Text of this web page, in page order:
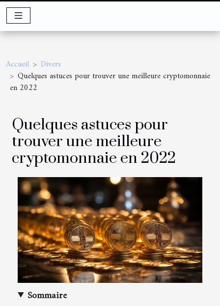
Accueil
Divers
Quelques astuces pour trouver une meilleure cryptomonnaie
en 2022
Quelques astuces pour
trouver une meilleure
cryptomonnaie en 2022
Sommaire